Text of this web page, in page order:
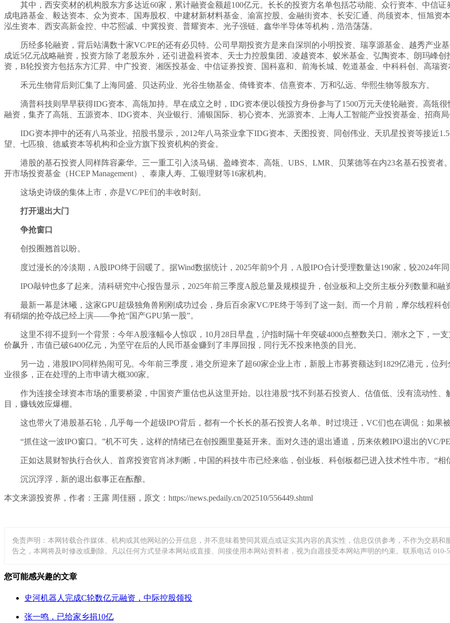
其中，西安奕材的机构股东方多达近60家，累计融资金额超100亿元。长长的投资方名单包括芯动能、众行资本、中信
成电路基金、毅达资本、众为资本、国寿股权、中建材新材料基金、渝富控股、金融街资本、长安汇通、尚颀资本、恒旭资
泓生资本、西安高新金控、中芯熙诚、中冀投资、普耀资本、光子强链、鑫华半导体等机构，浩浩荡荡。
历经多轮融资，背后站满数十家VC/PE的还有必贝特。公司早期投资方是来自深圳的小明投资、瑞享源基金、越秀产业
成近5亿元战略融资，投资方除了老股东外，还引进盈科资本、天士力控股集团、凌越资本、蚁米基金、弘陶资本、朗玛峰
资，B轮投资方包括东方汇昇、中广投资、湘医投基金、中信证券投资、国科嘉和、前海长城、乾道基金、中科科创、高瑞资
禾元生物背后则汇集了上海同盛、贝达药业、光谷生物基金、倚锋资本、信熹资本、万和弘远、华熙生物等股东方。
滴普科技则早早获得IDG资本、高瓴加持。早在成立之时，IDG资本便以领投方身份参与了1500万元天使轮融资。高瓴
融资，集齐了高瓴、五源资本、IDG资本、兴业银行、浦银国际、初心资本、光源资本、上海人工智能产业投资基金、招商
IDG资本押中的还有八马茶业。招股书显示，2012年八马茶业拿下IDG资本、天图投资、同创伟业、天玑星投资等接近
望、七匹狼、德威资本等机构和企业方旗下投资机构的资金。
港股的基石投资人同样阵容豪华。三一重工引入淡马锡、盈峰资本、高瓴、UBS、LMR、贝莱德等在内23名基石投资
开市场投资基金（HCEP Management）、泰康人寿、工银理财等16家机构。
这场史诗级的集体上市，亦是VC/PE们的丰收时刻。
打开退出大门
争抢窗口
创投圈翘首以盼。
度过漫长的冷淡期，A股IPO终于回暖了。据Wind数据统计，2025年前9个月，A股IPO合计受理数量达190家，较2024年
IPO敲钟也多了起来。清科研究中心报告显示，2025年前三季度A股总量及规模提升，创业板和上交所主板分列数量和融
最新一幕是沐曦，这家GPU超级独角兽刚刚成功过会，身后百余家VC/PE终于等到了这一刻。而一个月前，摩尔线程科
有硝烟的抢夺战已经上演——争抢“国产GPU第一股”。
这里不得不提到一个背景：今年A股涨幅令人惊叹，10月28日早盘，沪指时隔十年突破4000点整数关口。潮水之下，
价飙升，市值已破6400亿元，为坚守在后的人民币基金赚到了丰厚回报，同行无不投来艳羡的目光。
另一边，港股IPO同样热闹可见。今年前三季度，港交所迎来了超60家企业上市，新股上市募资额达到1829亿港元，位
业很多，正在处理的上市申请大概300家。
作为连接全球资本市场的重要桥梁，中国资产重估也从这里开始。以往港股“找不到基石投资人、估值低、没有流动性
目，赚钱效应爆棚。
这也带火了港股基石轮，几乎每一个超级IPO背后，都有一个长长的基石投资人名单。时过境迁，VC们也在调侃：如果
“抓住这一波IPO窗口。”机不可失，这样的情绪已在创投圈里蔓延开来。面对久违的退出通道，历来依赖IPO退出的VC/
正如达晨财智执行合伙人、首席投资官肖冰判断，中国的科技牛市已经来临，创业板、科创板都已进入技术性牛市。“
沉沉浮浮，新的退出叙事正在酝酿。
本文来源投资界，作者：王露 周佳丽，原文：https://news.pedaily.cn/202510/556449.shtml
免责声明：本网转载合作媒体、机构或其他网站的公开信息，并不意味着赞同其观点或证实其内容的真实性，信息仅供参考，不作为交易
告之，本网将及时修改或删除。凡以任何方式登录本网站或直接、间接使用本网站资料者，视为自愿接受本网站声明的约束。联系电话 010-
您可能感兴趣的文章
史河机器人完成C轮数亿元融资，中际控股领投
张一鸣，已给家乡捐10亿